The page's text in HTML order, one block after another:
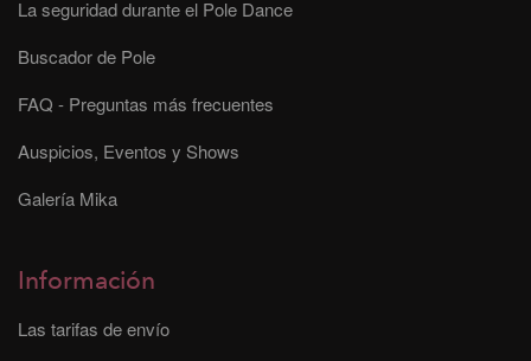
La seguridad durante el Pole Dance
Buscador de Pole
FAQ - Preguntas más frecuentes
Auspicios, Eventos y Shows
Galería Mika
Información
Las tarifas de envío